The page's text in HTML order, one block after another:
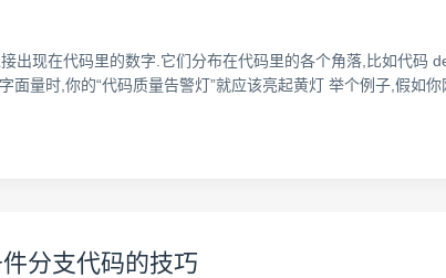
出现在代码里的数字.它们分布在代码里的各个角落,比如代码
量时,你的“代码质量告警灯”就应该亮起黄灯 举个例子,假如
分支代码的技巧